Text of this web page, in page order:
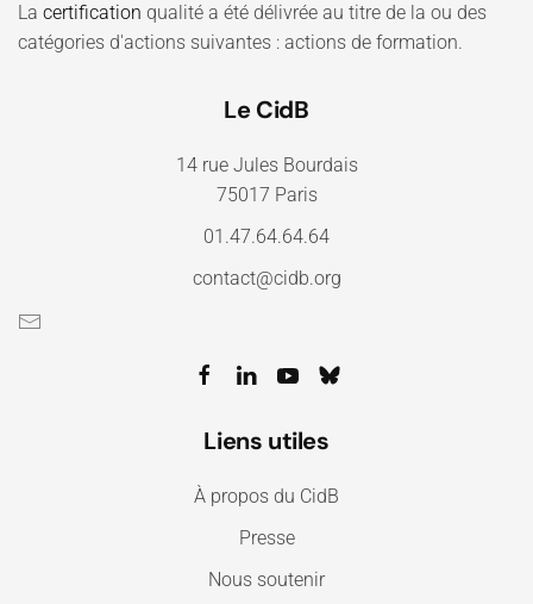
La certification qualité a été délivrée au titre de la ou des
catégories d'actions suivantes : actions de formation.
Le CidB
14 rue Jules Bourdais
75017 Paris
01.47.64.64.64
contact@cidb.org
Liens utiles
À propos du CidB
Presse
Nous soutenir